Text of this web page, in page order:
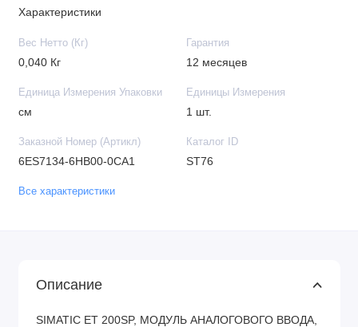
Характеристики
Вес Нетто (Кг)
0,040 Кг
Гарантия
12 месяцев
Единица Измерения Упаковки
см
Единицы Измерения
1 шт.
Заказной Номер (Артикл)
6ES7134-6HB00-0CA1
Каталог ID
ST76
Все характеристики
Описание
SIMATIC ET 200SP, МОДУЛЬ АНАЛОГОВОГО ВВОДА,